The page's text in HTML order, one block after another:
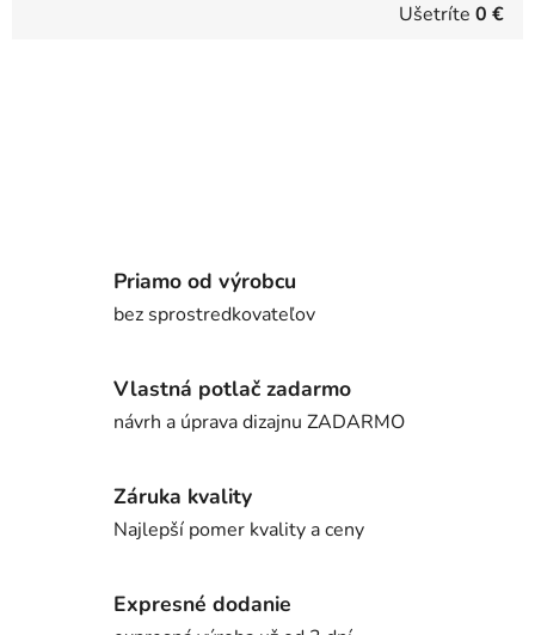
Ušetríte 0 €
Priamo od výrobcu
bez sprostredkovateľov
Vlastná potlač zadarmo
návrh a úprava dizajnu ZADARMO
Záruka kvality
Najlepší pomer kvality a ceny
Expresné dodanie